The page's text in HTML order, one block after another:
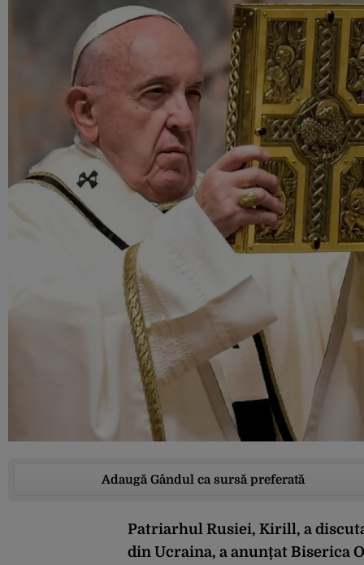
Adaugă Gândul ca sursă preferată
Patriarhul Rusiei, Kirill, a
din Ucraina, a anunțat Biserica